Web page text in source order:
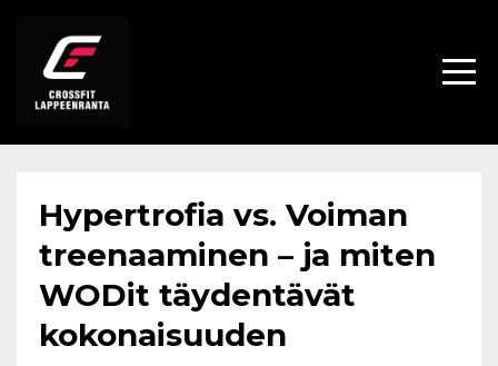
Hypertrofia vs. Voiman
treenaaminen – ja miten
WODit täydentävät
kokonaisuuden